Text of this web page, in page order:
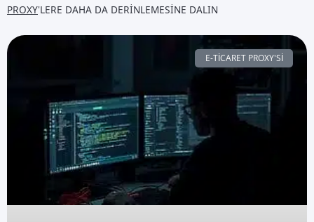
PROXY'LERE DAHA DA DERINLEMESINE DALIN
E-TICARET PROXY'SI